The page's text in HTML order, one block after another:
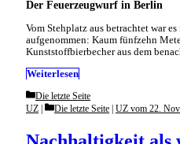
Der Feuerzeugwurf in Berlin
Vom Stehplatz aus betrachtet war
aufgenommen: Kaum fünfzehn
Kunststoffbierbecher aus dem
Weiterlesen
Categories
Die letzte Seite
UZ Categories
Die letzte Seite UZ vom 22.